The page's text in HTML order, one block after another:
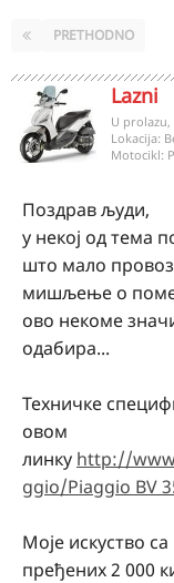
PRETHODNO
Lazni
U
Lokacija:
Motocikl:
Поздрав људи,
у некој од тема
што мало
мишљење о
ово некоме
одабира...
Техничке
овом
линку http://
ggio/Piaggio BV
Моје искуство
пређених 2 000